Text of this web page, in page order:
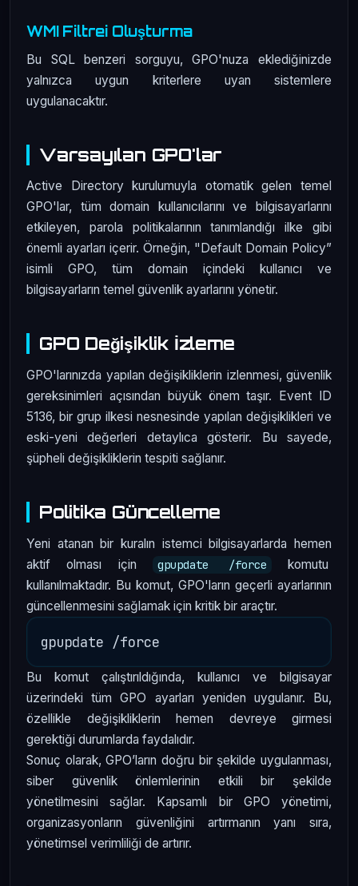
WMI Filtrei Oluşturma
Bu SQL benzeri sorguyu, GPO'nuza eklediğinizde
yalnızca uygun kriterlere uyan sistemlere
uygulanacaktır.
Varsayılan GPO'lar
Active Directory kurulumuyla otomatik gelen temel
GPO'lar, tüm domain kullanıcılarını ve bilgisayarlarını
etkileyen, parola politikalarının tanımlandığı ilke gibi
önemli ayarları içerir. Örneğin, "Default Domain Policy”
isimli GPO, tüm domain içindeki kullanıcı ve
bilgisayarların temel güvenlik ayarlarını yönetir.
GPO Değişiklik İzleme
GPO'larınızda yapılan değişikliklerin izlenmesi, güvenlik
gereksinimleri açısından büyük önem taşır. Event ID
5136, bir grup ilkesi nesnesinde yapılan değişiklikleri ve
eski-yeni değerleri detaylıca gösterir. Bu sayede,
şüpheli değişikliklerin tespiti sağlanır.
Politika Güncelleme
Yeni atanan bir kuralın istemci bilgisayarlarda hemen
aktif olması için
gpupdate /force
komutu
kullanılmaktadır. Bu komut, GPO'ların geçerli ayarlarının
güncellenmesini sağlamak için kritik bir araçtır.
Bu komut çalıştırıldığında, kullanıcı ve bilgisayar
üzerindeki tüm GPO ayarları yeniden uygulanır. Bu,
özellikle değişikliklerin hemen devreye girmesi
gerektiği durumlarda faydalıdır.
Sonuç olarak, GPO’ların doğru bir şekilde uygulanması,
siber güvenlik önlemlerinin etkili bir şekilde
yönetilmesini sağlar. Kapsamlı bir GPO yönetimi,
organizasyonların güvenliğini artırmanın yanı sıra,
yönetimsel verimliliği de artırır.